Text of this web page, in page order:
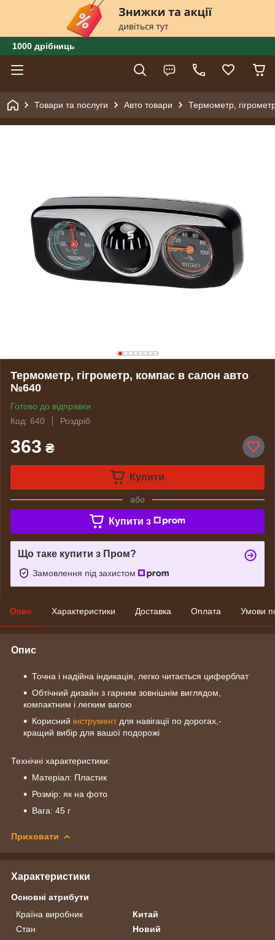
1000 дрібниць
Товари та послуги Авто товари Термометр,
Термометр, гігрометр, компас в салон авто
№640
Готово до відправки
Код: 640
Роздріб
363 ₴
Купити
або
Купити з
Що таке купити з Пром?
Замовлення під захистом
Опис Характеристики Доставка Оплата Умови
Опис
Точна і надійна індикація, легко читається циферблат
Обтічний дизайн з гарним зовнішнім виглядом,
компактним і легким вагою
Корисний інструментдля навігації по дорогах,-
кращий вибір для вашої подорожі
Технічні характеристики:
Матеріал: Пластик
Розмір: як на фото
Вага: 45 г
Приховати
Характеристики
Основні атрибути
Країна виробник
Китай
Стан
Новий